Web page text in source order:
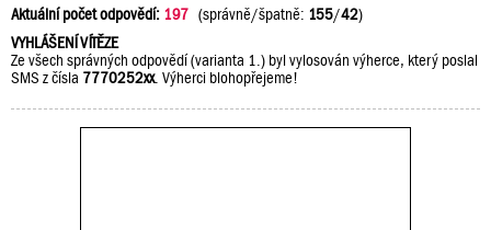
Aktuální počet odpovědí: 197 (správně/špatně: 155/42)
VYHLÁŠENÍ VÍTĚZE
Ze všech správných odpovědí (varianta 1.) byl vylosován výherce, který poslal
SMS z čísla 7770252xx. Výherci blohopřejeme!